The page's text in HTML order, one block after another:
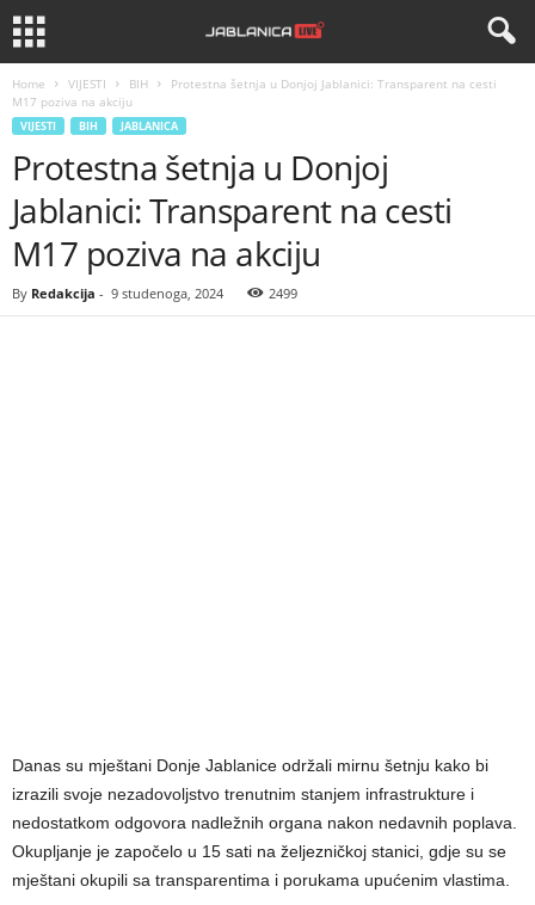
Home VIJESTI BIH
Protestna šetnja u Donjoj Jablanici: Transparent na cesti
M17 poziva na akciju
VIJESTI BIH JABLANICA
Protestna šetnja u Donjoj
Jablanici: Transparent na cesti
M17 poziva na akciju
By Redakcija - 9 studenoga, 2024 2499
Danas su mještani Donje Jablanice održali mirnu šetnju kako bi
izrazili svoje nezadovoljstvo trenutnim stanjem infrastrukture i
nedostatkom odgovora nadležnih organa nakon nedavnih poplava.
Okupljanje je započelo u 15 sati na željezničkoj stanici, gdje su se
mještani okupili sa transparentima i porukama upućenim vlastima.